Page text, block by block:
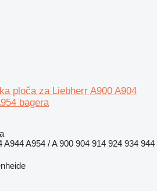
ploča za Liebherr A900 A904
bagera
A944 A954 / A 900 904 914 924 934 944